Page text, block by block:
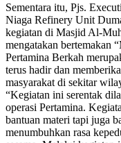
Sementara itu, Pjs.
Niaga Refinery Unit
kegiatan di Masjid Al-
mengatakan bertemakan
Pertamina Berkah
terus hadir dan
masyarakat di sekitar
“Kegiatan ini serentak
operasi Pertamina.
bantuan materi tapi juga
menumbuhkan rasa